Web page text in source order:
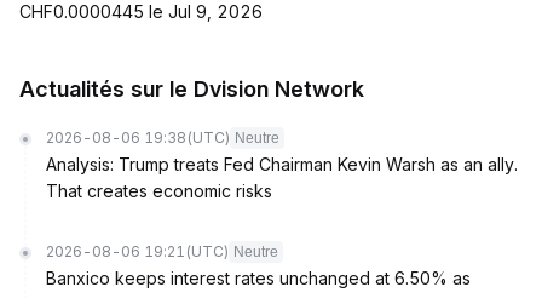
CHF0.0000445 le Jul 9, 2026
Actualités sur le Dvision Network
2026-08-06 19:38 (UTC) Neutre
Analysis: Trump treats Fed Chairman Kevin Warsh as an ally.
That creates economic risks
2026-08-06 19:21 (UTC) Neutre
Banxico keeps interest rates unchanged at 6.50% as